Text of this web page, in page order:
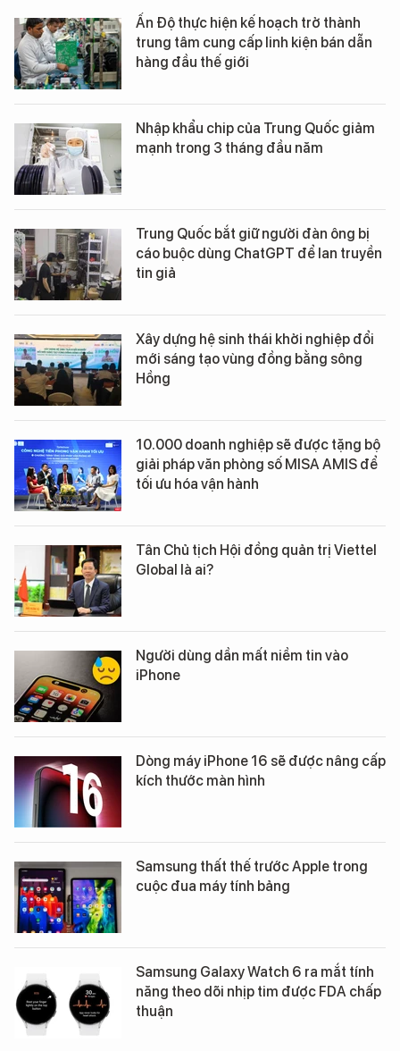
Ấn Độ thực hiện kế hoạch trở thành
trung tâm cung cấp linh kiện bán dẫn
hàng đầu thế giới
Nhập khẩu chip của Trung Quốc giảm
mạnh trong 3 tháng đầu năm
Trung Quốc bắt giữ người đàn ông bị
cáo buộc dùng ChatGPT để lan truyền
tin giả
Xây dựng hệ sinh thái khởi nghiệp đổi
mới sáng tạo vùng đồng bằng sông
Hồng
10.000 doanh nghiệp sẽ được tặng bộ
giải pháp văn phòng số MISA AMIS để
tối ưu hóa vận hành
Tân Chủ tịch Hội đồng quản trị Viettel
Global là ai?
Người dùng dần mất niềm tin vào
iPhone
Dòng máy iPhone 16 sẽ được nâng cấp
kích thước màn hình
Samsung thất thế trước Apple trong
cuộc đua máy tính bảng
Samsung Galaxy Watch 6 ra mắt tính
năng theo dõi nhịp tim được FDA chấp
thuận